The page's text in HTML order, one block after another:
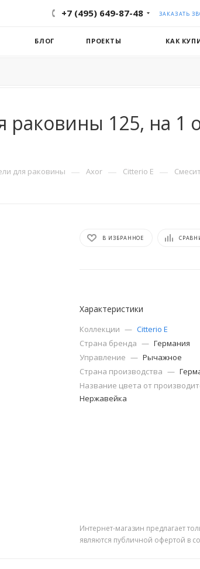
+7 (495) 649-87-48 ЗАКАЗАТЬ
БЛОГ ПРОЕКТЫ КАК
раковины 125, на 1
для раковины — Axor — Citterio E —
В ИЗБРАННОЕ
Характеристики
Коллекции — Citterio E
Страна бренда — Германия
Управление — Рычажное
Страна производства —
Название цвета от
Нержавейка
Интернет-магазин предлагает
являются публичной офертой в